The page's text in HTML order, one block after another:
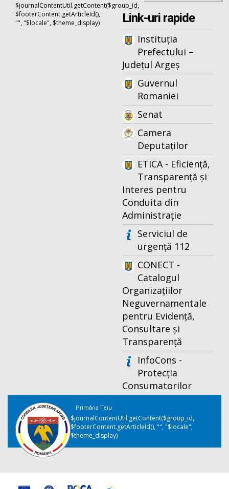
$journalContentUtil.getContent($group_id,
$footerContent.getArticleId(),
"", "$locale", $theme_display)
Link-uri rapide
Instituția
Prefectului –
Județul Argeș
Guvernul
Romaniei
Senat
Camera
Deputaților
ETICA - Eficiență,
Transparență și
Interes pentru
Conduita din
Administrație
Serviciul de
urgență 112
CONECT -
Catalogul
Organizațiilor
Neguvernamentale
pentru Evidență,
Consultare și
Transparență
InfoCons -
Protecția
Consumatorilor
Primăria Teiu
$journalContentUtil.getContent($group_id,
$footerContent.getArticleId(), "", "$locale",
$theme_display)